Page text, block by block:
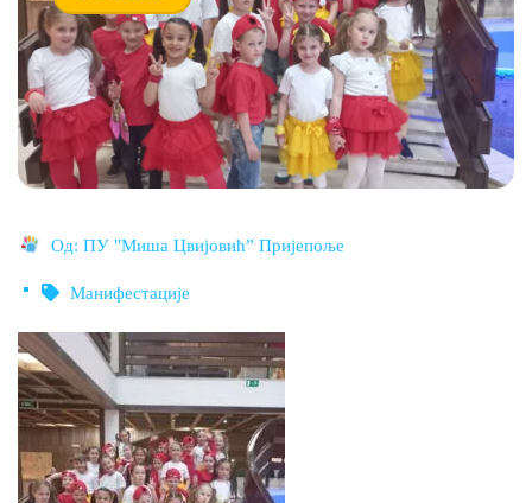
Од: ПУ "Миша Цвијовић” Пријепоље
Манифестације